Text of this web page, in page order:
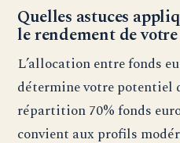
Quelles astuces
le rendement de
L’allocation entre fonds
détermine votre potentiel
répartition 70% fonds
convient aux profils